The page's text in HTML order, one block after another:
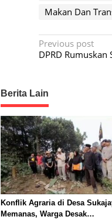
Makan Dan
P
o
t
n
a
v
i
g
a
t
Previous post
DPRD
Berita Lain
Konflik Agraria di Desa
Memanas, Warga Desak